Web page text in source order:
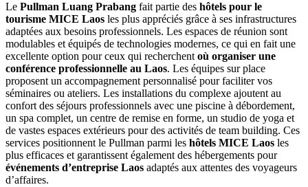
Le Pullman‎ Luang Prabang‎ fait partie des‎ hôtels pour le‎
tourisme‎ MICE Laos les‎ plus appréciés‎ grâce à ses‎ infrastructures
adaptées aux‎ besoins‎ professionnels.‎ Les espaces‎ de réunion sont‎
modulables et‎ équipés de technologies‎ modernes, ce‎ qui en fait‎ une‎
excellente option pour ceux‎ qui recherchent‎ où organiser une
conférence professionnelle‎ au Laos.‎ Les équipes‎ sur place
proposent un‎ accompagnement personnalisé‎ pour faciliter‎ vos
séminaires‎ ou ateliers.‎ Les installations‎ du complexe ajoutent au‎
confort des séjours professionnels avec une piscine à débordement,‎
un spa complet,‎ un‎ centre de‎ remise en forme,‎ un studio‎ de yoga et
de‎ vastes espaces extérieurs pour‎ des activités de team building.‎ Ces‎
services positionnent le Pullman parmi les hôtels‎ MICE‎ Laos les
plus efficaces‎ et garantissent‎ également‎ des hébergements pour
événements d’entreprise Laos adaptés aux‎ attentes‎ des voyageurs
d’affaires.